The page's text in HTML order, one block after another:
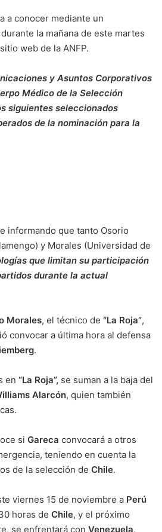
a conocer mediante un
la mañana de este martes
web de la ANFP.
y Asuntos Corporativos
Médico de la Selección
siguientes seleccionados
de la nominación para la
informando que tanto Osorio
y Morales (Universidad de
que limitan su participación
durante la actual
Morales, el técnico de “La Roja”,
convocar a última hora al defensa
.
en “La Roja”, se suman a la baja del
Alarcón, quien también
si Gareca convocará a otros
teniendo en cuenta la
de la selección de Chile.
viernes 15 de noviembre a Perú
horas de Chile, y el próximo
se enfrentará con Venezuela,